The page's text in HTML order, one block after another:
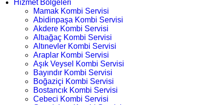
Hizmet Bölgeleri
Mamak Kombi Servisi
Abidinpaşa Kombi Servisi
Akdere Kombi Servisi
Altıağaç Kombi Servisi
Altınevler Kombi Servisi
Araplar Kombi Servisi
Aşık Veysel Kombi Servisi
Bayındır Kombi Servisi
Boğaziçi Kombi Servisi
Bostancık Kombi Servisi
Cebeci Kombi Servisi